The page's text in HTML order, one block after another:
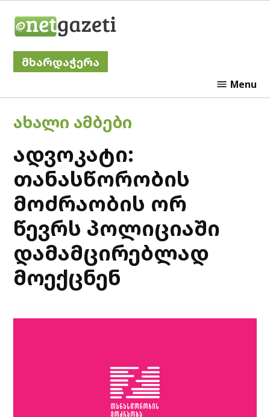
მხარდაჭერა
Menu
POSTED
ᲐᲮᲐᲚᲘ ᲐᲛᲑᲔᲑᲘ
ადვოკატი:
თანასწორობის
მოძრაობის ორ
წევრს პოლიციაში
დამამცირებლად
მოექცნენ